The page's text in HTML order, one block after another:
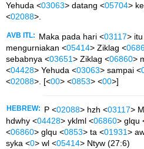
Yehuda <03063> datang <05704>
<02088>.
AVB ITL: Maka pada hari <03117>
mengurniakan <05414> Ziklag <
sebabnya <03651> Ziklag <06860>
<04428> Yehuda <03063> sampai <
<02088>. [<00> <0853> <00>]
HEBREW: P <02088> hzh <03117>
hdwhy <04428> yklml <06860> glqu
<06860> glqu <0853> ta <01931>
syka <0> wl <05414> Ntyw (27:6)